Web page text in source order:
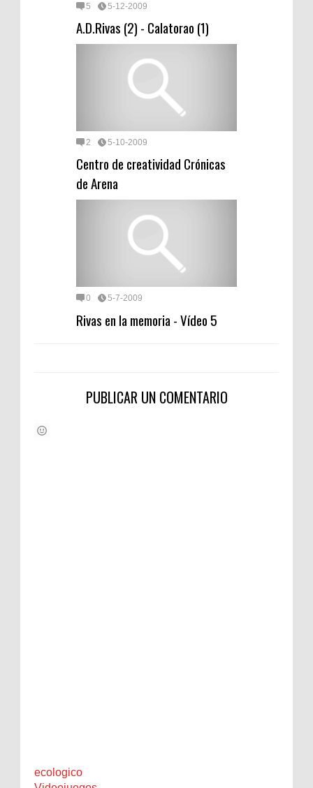
5 5-12-2009
A.D.Rivas (2) - Calatorao (1)
2 5-10-2009
Centro de creatividad Crónicas
de Arena
0 5-7-2009
Rivas en la memoria - Vídeo 5
PUBLICAR UN COMENTARIO
ecologico